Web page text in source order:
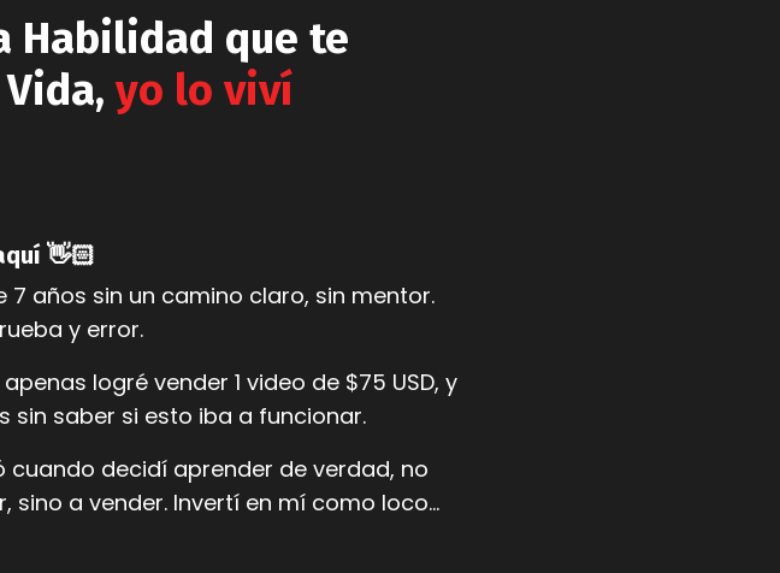
Habilidad que te
yo lo viví
👋🏻
7 años sin un camino claro, sin mentor.
y error.
apenas logré vender 1 video de $75 USD, y
sin saber si esto iba a funcionar.
cuando decidí aprender de verdad, no
sino a vender. Invertí en mí como loco...